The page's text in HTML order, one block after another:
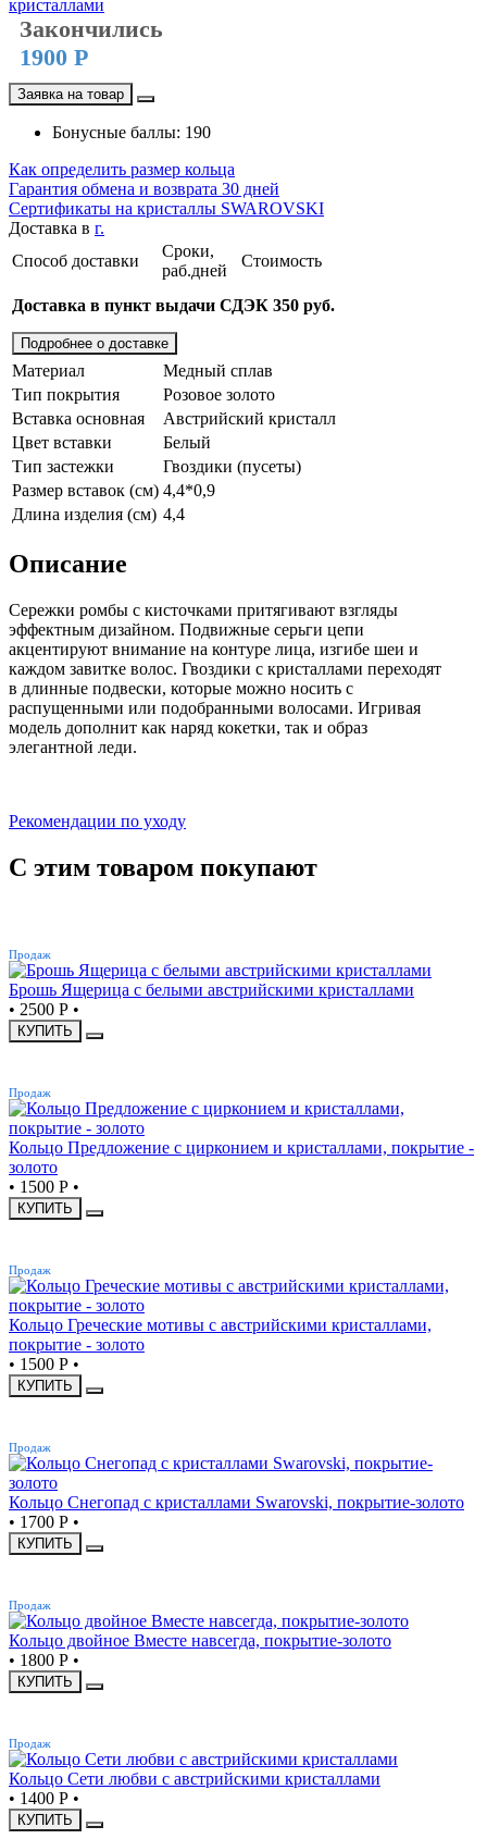
Закончились
1900 Р
Заявка на товар
Бонусные баллы: 190
Как определить размер кольца
Гарантия обмена и возврата 30 дней
Сертификаты на кристаллы SWAROVSKI
Доставка в г.
Способ доставки
Сроки,
раб.дней
Стоимость
Доставка в пункт выдачи СДЭК 350 руб.
Подробнее о доставке
Материал
Медный сплав
Тип покрытия
Розовое золото
Вставка основная
Австрийский кристалл
Цвет вставки
Белый
Тип застежки
Гвоздики (пусеты)
Размер вставок (см) 4,4*0,9
Длина изделия (см) 4,4
Описание
Сережки ромбы с кисточками притягивают взгляды
эффектным дизайном. Подвижные серьги цепи
акцентируют внимание на контуре лица, изгибе шеи и
каждом завитке волос. Гвоздики с кристаллами переходят
в длинные подвески, которые можно носить с
распущенными или подобранными волосами. Игривая
модель дополнит как наряд кокетки, так и образ
элегантной леди.
Рекомендации по уходу
С этим товаром покупают
Продаж
Брошь Ящерица с белыми австрийскими кристаллами
• 2500 Р •
КУПИТЬ
Продаж
Кольцо Предложение с цирконием и кристаллами, покрытие -
золото
• 1500 Р •
КУПИТЬ
Продаж
Кольцо Греческие мотивы с австрийскими кристаллами,
покрытие - золото
• 1500 Р •
КУПИТЬ
Продаж
Кольцо Снегопад с кристаллами Swarovski, покрытие-золото
• 1700 Р •
КУПИТЬ
Продаж
Кольцо двойное Вместе навсегда, покрытие-золото
• 1800 Р •
КУПИТЬ
Продаж
Кольцо Сети любви с австрийскими кристаллами
• 1400 Р •
КУПИТЬ